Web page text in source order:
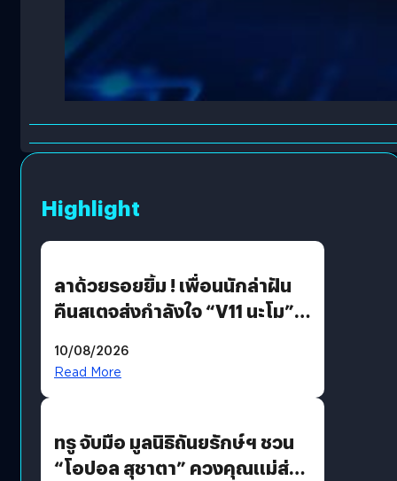
Highlight
ลาด้วยรอยยิ้ม ! เพื่อนนักล่าฝัน
คืนสเตจส่งกำลังใจ “V11 นะโม”
รักแน่นฮอลล์
10/08/2026
Read More
ทรู จับมือ มูลนิธิถันยรักษ์ฯ ชวน
“โอปอล สุชาตา” ควงคุณแม่ส่ง